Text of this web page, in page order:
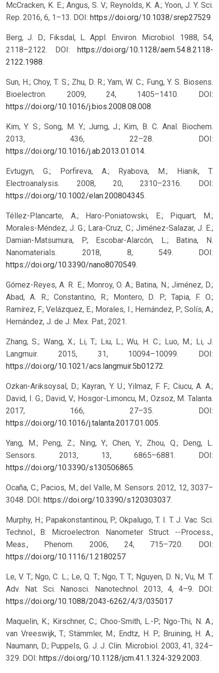
McCracken, K. E.; Angus, S. V.; Reynolds, K. A.; Yoon, J. Y. Sci.
Rep. 2016, 6, 1–13. DOI: https://doi.org/10.1038/srep27529
Berg, J. D.; Fiksdal, L. Appl. Environ. Microbiol. 1988, 54,
2118–2122. DOI:
https://doi.org/10.1128/aem.54.8.2118-
2122.1988.
Sun, H.; Choy, T. S.; Zhu, D. R.; Yam, W. C.; Fung, Y. S. Biosens.
Bioelectron. 2009, 24, 1405–1410. DOI:
https://doi.org/10.1016/j.bios.2008.08.008.
Kim, Y. S.; Song, M. Y.; Jurng, J.; Kim, B. C. Anal. Biochem.
2013, 436, 22–28. DOI:
https://doi.org/10.1016/j.ab.2013.01.014.
Evtugyn, G.; Porfireva, A.; Ryabova, M.; Hianik, T.
Electroanalysis. 2008, 20, 2310–2316. DOI:
https://doi.org/10.1002/elan.200804345.
Téllez-Plancarte, A.; Haro-Poniatowski, E.; Piquart, M.;
Morales-Méndez, J. G.; Lara-Cruz, C.; Jiménez-Salazar, J. E.;
Damian-Matsumura, P.; Escobar-Alarcón, L.; Batina, N.
Nanomaterials. 2018, 8, 549. DOI:
https://doi.org/10.3390/nano8070549.
Gómez-Reyes, A. R. E.; Monroy, O. A.; Batina, N.; Jiménez, D.;
Abad, A. R.; Constantino, R.; Montero, D. P.; Tapia, F. O.;
Ramírez, F.; Velázquez, E.; Morales, I.; Hernández, P.; Solís, A.;
Hernández, J. de J. Mex. Pat., 2021.
Zhang, S.; Wang, X.; Li, T.; Liu, L.; Wu, H. C.; Luo, M.; Li, J.
Langmuir. 2015, 31, 10094–10099. DOI:
https://doi.org/10.1021/acs.langmuir.5b01272.
Ozkan-Ariksoysal, D.; Kayran, Y. U.; Yilmaz, F. F.; Ciucu, A. A.;
David, I. G.; David, V.; Hosgor-Limoncu, M.; Ozsoz, M. Talanta.
2017, 166, 27–35. DOI:
https://doi.org/10.1016/j.talanta.2017.01.005.
Yang, M.; Peng, Z.; Ning, Y.; Chen, Y.; Zhou, Q.; Deng, L.
Sensors. 2013, 13, 6865–6881. DOI:
https://doi.org/10.3390/s130506865.
Ocaña, C.; Pacios, M.; del Valle, M. Sensors. 2012, 12, 3037–
3048. DOI: https://doi.org/10.3390/s120303037.
Murphy, H.; Papakonstantinou, P.; Okpalugo, T. I. T. J. Vac. Sci.
Technol., B: Microelectron. Nanometer Struct. --Process.,
Meas., Phenom. 2006, 24, 715–720.
DOI:
https://doi.org/10.1116/1.2180257
Le, V. T.; Ngo, C. L.; Le, Q. T.; Ngo, T. T.; Nguyen, D. N.; Vu, M. T.
Adv. Nat. Sci. Nanosci. Nanotechnol. 2013, 4, 4–9.
DOI:
https://doi.org/10.1088/2043-6262/4/3/035017
Maquelin, K.; Kirschner, C.; Choo-Smith, L.-P.; Ngo-Thi, N. A.;
van Vreeswijk, T.; Stämmler, M.; Endtz, H. P.; Bruining, H. A.;
Naumann, D.; Puppels, G. J. J. Clin. Microbiol. 2003, 41, 324–
329. DOI: https://doi.org/10.1128/jcm.41.1.324-329.2003.